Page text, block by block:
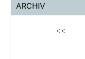
ARCHIV
<<